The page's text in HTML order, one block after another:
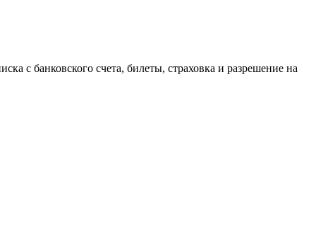
с банковского счета, билеты, страховка и разрешение на